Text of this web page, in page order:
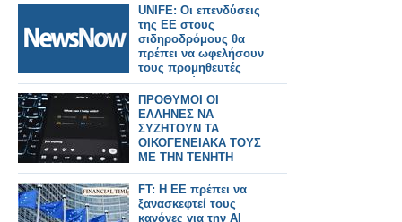
UNIFE: Οι επενδύσεις
της ΕΕ στους
σιδηροδρόμους θα
πρέπει να ωφελήσουν
τους προμηθευτές
που εδρεύουν στην
ΕΕ
ΠΡΟΘΥΜΟΙ ΟΙ
ΕΛΛΗΝΕΣ ΝΑ
ΣΥΖΗΤΟΥΝ ΤΑ
ΟΙΚΟΓΕΝΕΙΑΚΑ ΤΟΥΣ
ΜΕ ΤΗΝ ΤΕΝΗΤΗ
ΝΟΗΜΟΣΥΝΗ
FT: Η ΕΕ πρέπει να
ξανασκεφτεί τους
κανόνες για την AI